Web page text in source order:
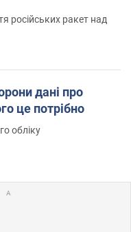
російських ракет над
дані про
це потрібно
обліку